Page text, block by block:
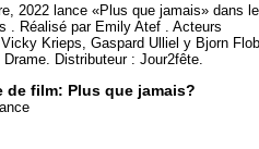
2022 lance «Plus que jamais» dans le
. Réalisé par Emily Atef . Acteurs
Krieps, Gaspard Ulliel y Bjorn
Distributeur : Jour2fête.
de film: Plus que jamais?